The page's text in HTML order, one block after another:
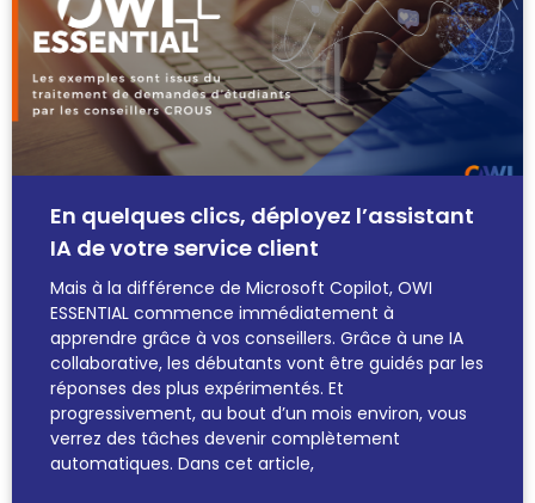
En quelques clics, déployez l’assistant
IA de votre service client
Mais à la différence de Microsoft Copilot, OWI
ESSENTIAL commence immédiatement à
apprendre grâce à vos conseillers. Grâce à une IA
collaborative, les débutants vont être guidés par les
réponses des plus expérimentés. Et
progressivement, au bout d’un mois environ, vous
verrez des tâches devenir complètement
automatiques. Dans cet article,